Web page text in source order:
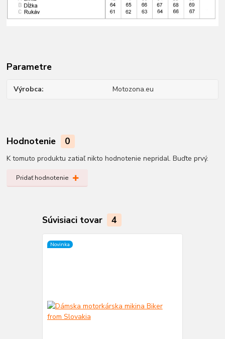
Parametre
Výrobca Motozona.eu
Hodnotenie 0
K tomuto produktu zatiaľ nikto hodnotenie nepridal. Buďte prvý.
Pridať hodnotenie
Súvisiaci tovar 4
Novinka